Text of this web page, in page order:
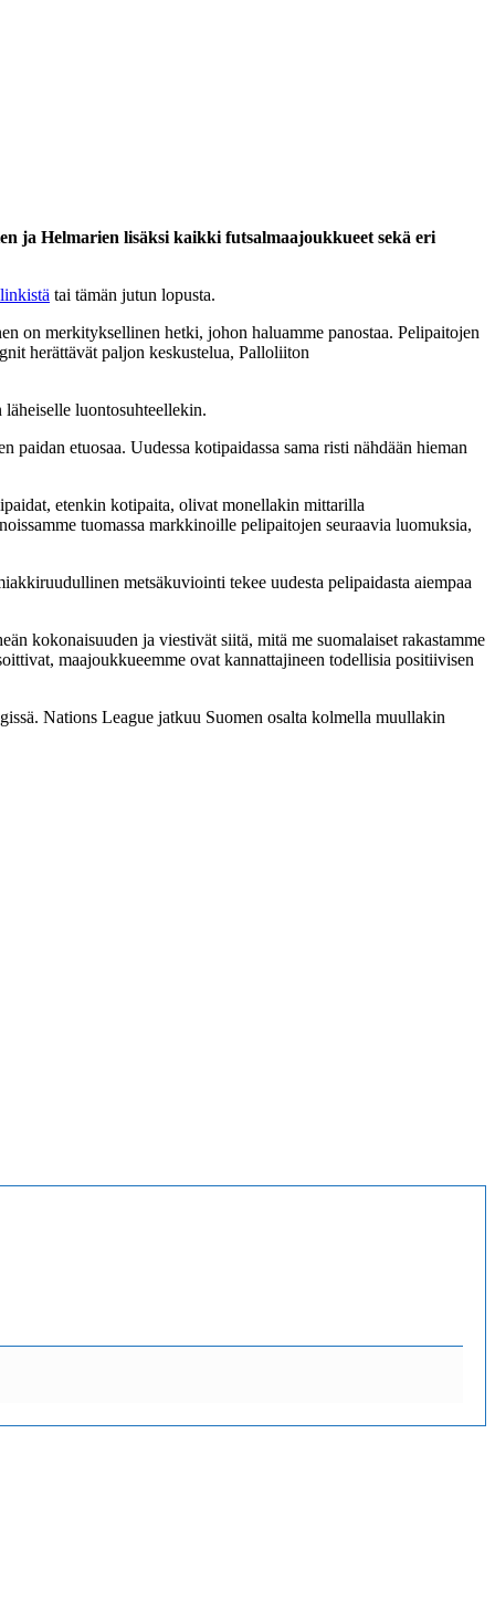
ja Helmarien lisäksi kaikki futsalmaajoukkueet sekä eri
tai tämän jutun lopusta.
on merkityksellinen hetki, johon haluamme panostaa. Pelipaitojen
herättävät paljon keskustelua, Palloliiton
luontosuhteellekin.
etuosaa. Uudessa kotipaidassa sama risti nähdään hieman
etenkin kotipaita, olivat monellakin mittarilla
tuomassa markkinoille pelipaitojen seuraavia luomuksia,
metsäkuviointi tekee uudesta pelipaidasta aiempaa
kokonaisuuden ja viestivät siitä, mitä me suomalaiset rakastamme
maajoukkueemme ovat kannattajineen todellisia positiivisen
Nations League jatkuu Suomen osalta kolmella muullakin